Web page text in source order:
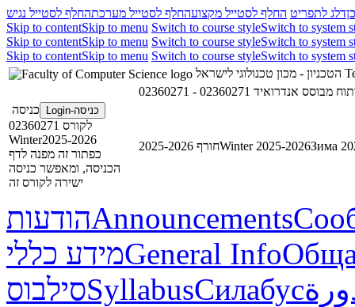
דלג לתפריט החלף לסטייל מקצועהחלף לסטייל מערכתהחלף לסטייל נגיש
Skip to contentSkip to menu Switch to course styleSwitch to system
Skip to contentSkip to menu Switch to course styleSwitch to system
Skip to contentSkip to menu Switch to course styleSwitch to system
- פיתוח מבוסס אנדרואיד
כניסה-Login
כניסה
לקורס 02360271
Winter2025-2026
כפתור זה מפנה לדף
הכניסה, ומאפשר כניסה
ישירה לקורס זה
חורף 2025-2026Winter 2025-2026Зима
הודעותAnnouncements
מידע כלליGeneral Info
סילבוסSyllabusСилабус